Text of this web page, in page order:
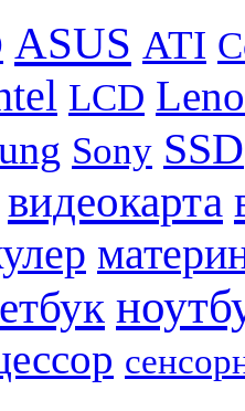
ASUS ATI
LCD
Sony SSD
видеокарта